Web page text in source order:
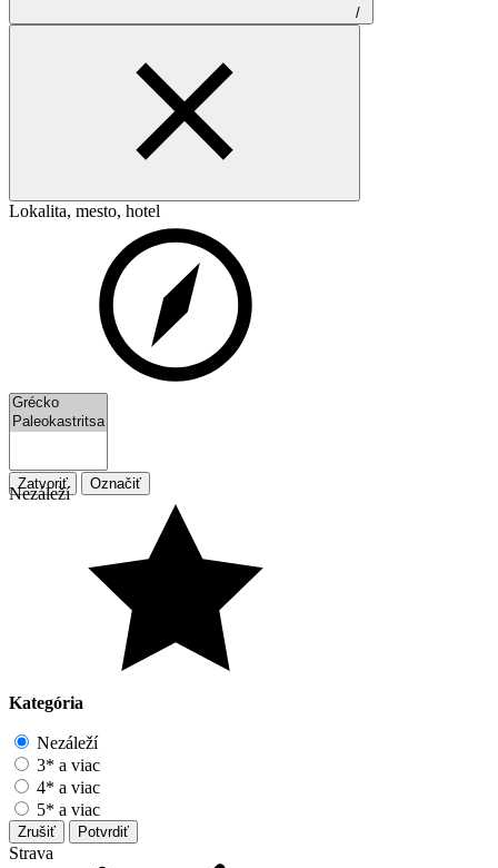
/
Lokalita, mesto, hotel
Zatvoriť Označiť
Nezáleží
Kategória
Nezáleží
3* a viac
4* a viac
5* a viac
Zrušiť Potvrdiť
Strava